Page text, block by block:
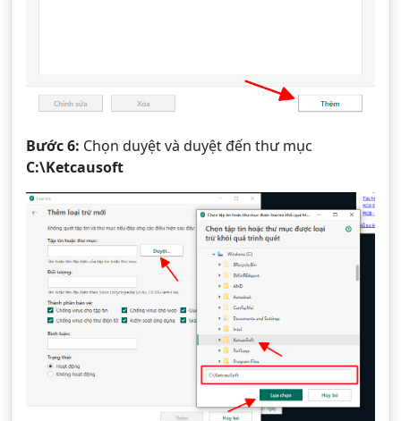
Bước 6: Chọn duyệt và duyệt đến thư mục
C:\Ketcausoft